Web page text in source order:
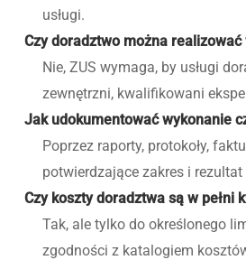
usługi.
Czy doradztwo można realizować
Nie, ZUS wymaga, by usługi
zewnętrzni, kwalifikowani
Jak udokumentować wykonanie
Poprzez raporty, protokoły,
potwierdzające zakres i rezultat
Czy koszty doradztwa są w pełni
Tak, ale tylko do określonego
zgodności z katalogiem